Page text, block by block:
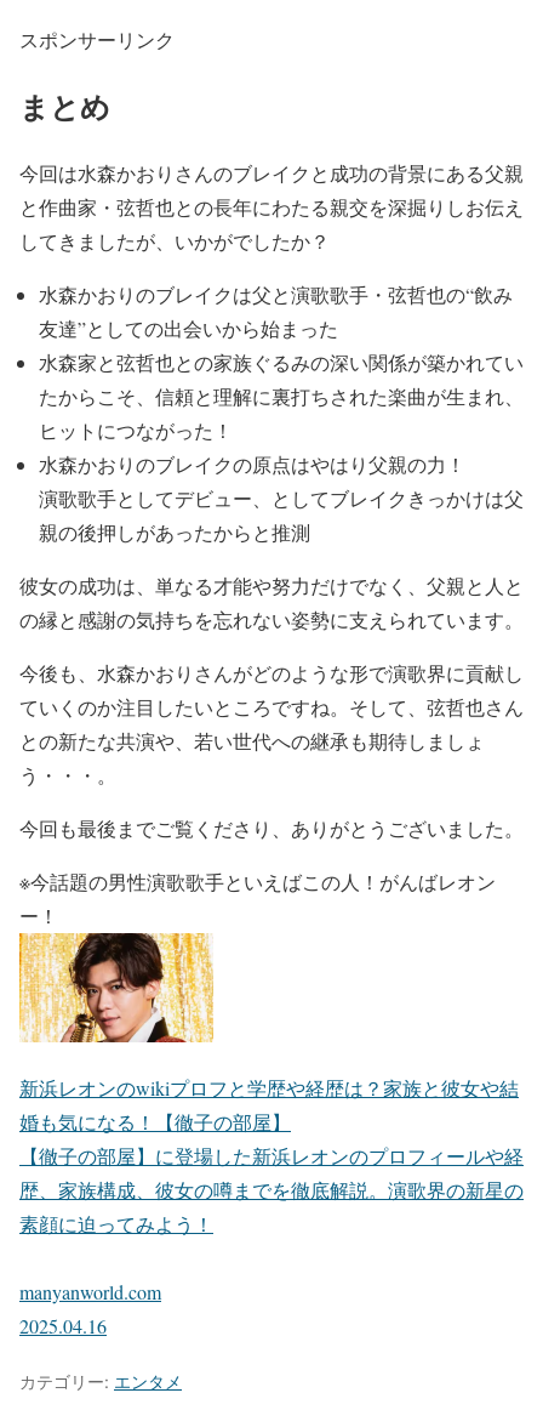
スポンサーリンク
まとめ
今回は水森かおりさんのブレイクと成功の背景にある父親
と作曲家・弦哲也との長年にわたる親交を深掘りしお伝え
してきましたが、いかがでしたか？
水森かおりのブレイクは父と演歌歌手・弦哲也の“飲み
友達”としての出会いから始まった
水森家と弦哲也との家族ぐるみの深い関係が築かれてい
たからこそ、 信頼と理解に裏打ちされた楽曲が生まれ、
ヒットにつながった！
水森かおりのブレイクの原点はやはり父親の力！
演歌歌手としてデビュー、としてブレイクきっかけは父
親の後押しがあったからと推測
彼女の成功は、単なる才能や努力だけでなく、 父親と人と
の縁と感謝の気持ちを忘れない姿勢に支えられています。
今後も、 水森かおり さんがどのような形で演歌界に貢献し
ていくのか注目 したいところですね。そして、 弦哲也さん
との新たな共演や、 若い世代への継承も期待しましょ
う・・・。
今回も最後までご覧くださり、ありがとうございました。
※今話題の男性演歌歌手といえばこの人！がんばレオン
ー！
新浜レオンのwikiプロフと学歴や経歴は？家族と彼女や結
婚も気になる！【徹子の部屋】
【徹子の部屋】に登場した新浜レオンのプロフィールや経
歴、家族構成、彼女の噂までを徹底解説。演歌界の新星の
素顔に迫ってみよう！
manyanworld.com
2025.04.16
カテゴリー: エンタメ